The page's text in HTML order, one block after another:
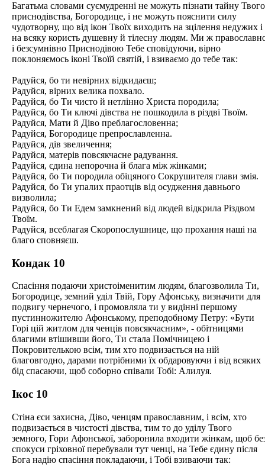
Багатьма словами суємудренні не можуть пізнати тайну Твого
приснодівства, Богородице, і не можуть пояснити силу
чудотворну, що від ікон Твоїх виходить на зцілення недужих і
на всяку користь душевну й тілесну людям. Ми ж
і безсумнівно Приснодівою Тебе сповідуючи, вірно
поклоняємось іконі Твоїй святій, і взиваємо до тебе так:
Радуйся, бо ти невірних відкидаєш;
Радуйся, вірних велика похвало.
Радуйся, бо Ти чисто й нетлінно Христа породила;
Радуйся, бо Ти ключі дівства не пошкодила в різдві Твоїм.
Радуйся, Мати й Діво преблагословенна;
Радуйся, Богородице препрославленна.
Радуйся, дів звеличення;
Радуйся, матерів повсякчасне радування.
Радуйся, єдина непорочна й блага між жінками;
Радуйся, бо Ти породила обіцяного Сокрушителя глави змія.
Радуйся, бо Ти упалих праотців від осудження давнього
визволила;
Радуйся, бо Ти Едем замкнений від людей відкрила Різдвом
Твоїм.
Радуйся, всеблагая Скоропослушнице, що прохання наші на
благо сповняєш.
Кондак 10
Спасіння подаючи христоіменитим людям, благозволила Ти,
Богородице, земний уділ Твій, Гору Афонську, визначити для
подвигу чернечого, і промовляла ти у видінні першому
пустинножителю Афонському, преподобному Петру: «Бути
Горі цій житлом для ченців повсякчасним», - обітницями
благими втішивши його, Ти стала Помічницею і
Покровителькою всім, тим хто подвизається на ній
благовгодно, дарами потрібними їх обдаровуючи і від всяких
бід спасаючи, щоб соборно співали Тобі: Алилуя.
Ікос 10
Стіна єси захисна, Діво, ченцям православним, і всім, хто
подвизається в чистості дівства, тим то до уділу Твого
земного, Гори Афонської, заборонила входити жінкам, щоб
спокуси гріховної перебували тут ченці, на Тебе єдину після
Бога надію спасіння покладаючи, і Тобі взиваючи так: